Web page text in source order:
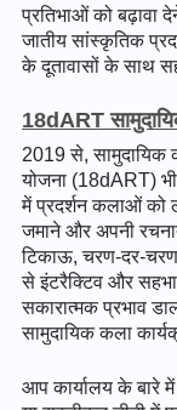
प्रतिभाओं को बढ़ावा
जातीय सांस्कृतिक
के दूतावासों के साथ
18dART
2019 से, सामुदायिक
योजना (18dART)
में प्रदर्शन कलाओं को
जमाने और अपनी
टिकाऊ, चरण-दर-
से इंटरैक्टिव और
सकारात्मक प्रभाव
सामुदायिक कला
आप कार्यालय के बारे